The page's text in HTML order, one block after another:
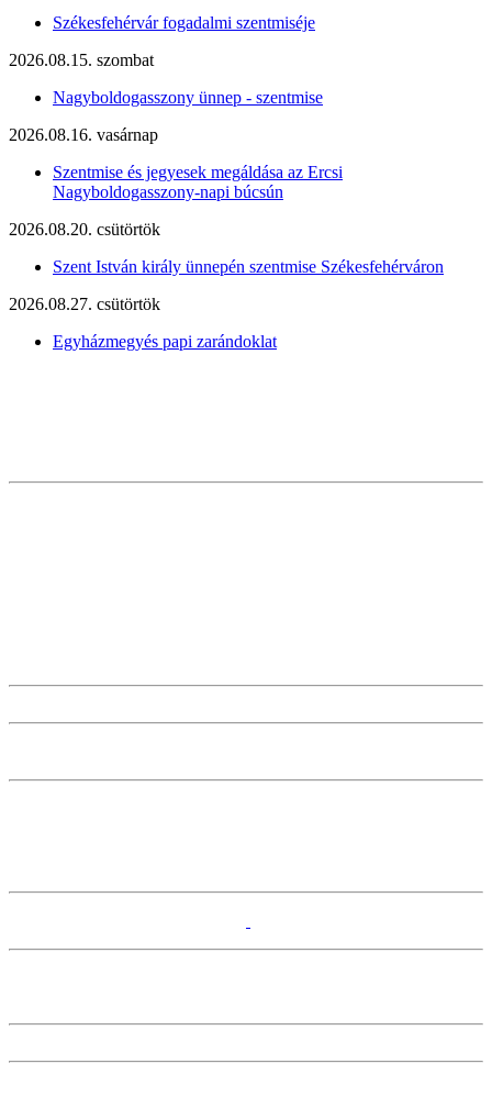
Székesfehérvár fogadalmi szentmiséje
2026.08.15. szombat
Nagyboldogasszony ünnep - szentmise
2026.08.16. vasárnap
Szentmise és jegyesek megáldása az Ercsi
Nagyboldogasszony-napi búcsún
2026.08.20. csütörtök
Szent István király ünnepén szentmise Székesfehérváron
2026.08.27. csütörtök
Egyházmegyés papi zarándoklat